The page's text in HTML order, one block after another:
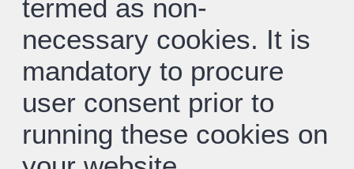
termed as non-
necessary cookies. It is
mandatory to procure
user consent prior to
running these cookies on